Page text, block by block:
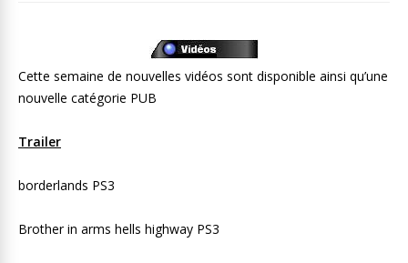
Cette semaine de nouvelles vidéos sont disponible ainsi qu’une
nouvelle catégorie PUB
Trailer
borderlands PS3
Brother in arms hells highway PS3